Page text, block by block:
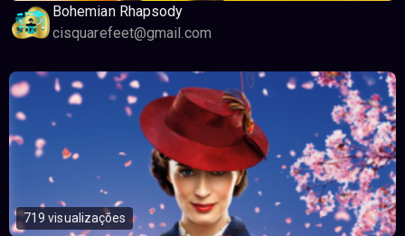
Bohemian Rhapsody
cisquarefeet@gmail.com
719 visualizações